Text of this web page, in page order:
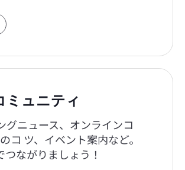
ミュニティ
グニュース、オンラインコ
コ ツ、イベント案内など。
ながりましょう！